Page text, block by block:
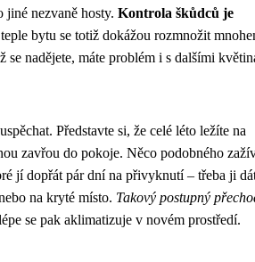
jiné nezvaně hosty. Kontrola škůdců je
bytu se totiž dokážou rozmnožit
se nadějete, máte problém i s dalšími
Představte si, že celé léto ležíte na
zavřou do pokoje. Něco podobného
jí dopřát pár dní na přivyknutí – třeba ji
na kryté místo. Takový postupný
se pak aklimatizuje v novém prostředí.